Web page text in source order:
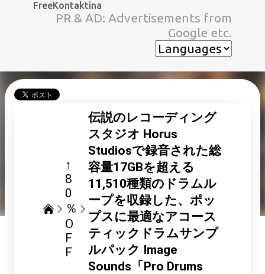
スキップしてメイン コンテンツに移動
FreeKontaktina
PR & AD: Advertisements from
Google etc.
↑
8
0
％
O
F
F
伝説のレコーディング
スタジオ Horus
Studiosで録音された総
容量17GBを超える
11,510種類のドラムル
ープを収録した、ポッ
プスに最適なアコース
ティックドラムサンプ
ルパック Image
Sounds「Pro Drums